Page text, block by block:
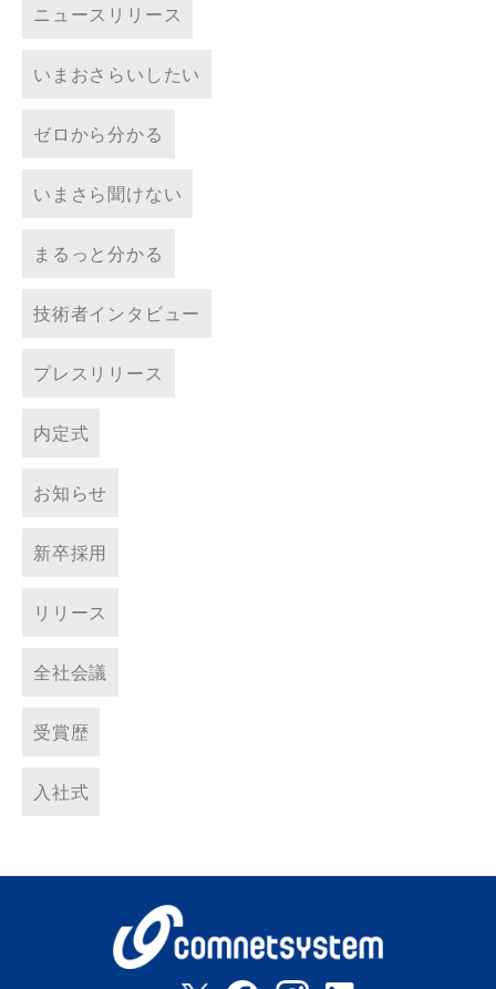
ニュースリリース
いまおさらいしたい
ゼロから分かる
いまさら聞けない
まるっと分かる
技術者インタビュー
プレスリリース
内定式
お知らせ
新卒採用
リリース
全社会議
受賞歴
入社式